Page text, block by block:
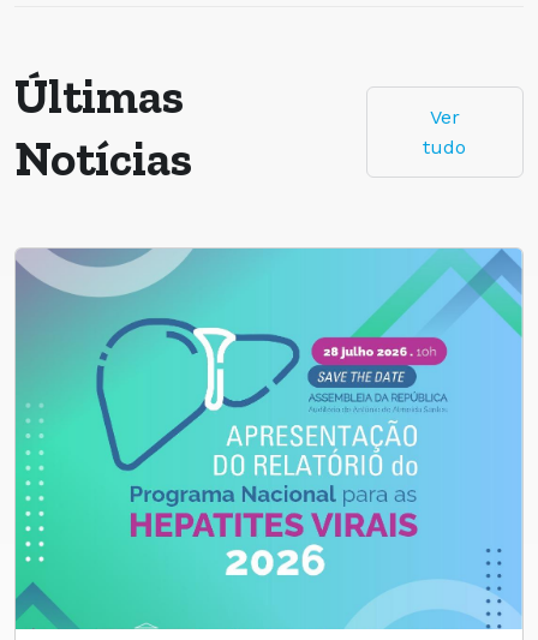
Últimas
Notícias
Ver
tudo